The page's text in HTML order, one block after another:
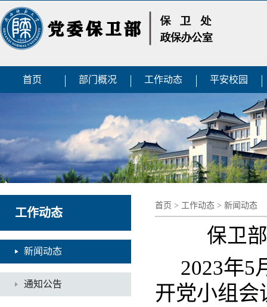
首页 部门概况 工作动态 平安校园
工作动态
新闻动态
通知公告
首页 > 工作动态 > 新闻动态
保卫
2023年5
开党小组会